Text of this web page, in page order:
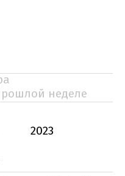
неделе
2023